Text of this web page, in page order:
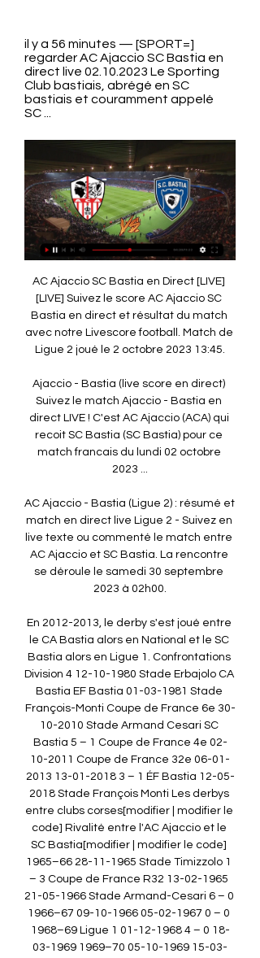
il y a 56 minutes — [SPORT=]
regarder AC Ajaccio SC Bastia en
direct live 02.10.2023 Le Sporting
Club bastiais, abrégé en SC
bastiais et couramment appelé
SC ...
AC Ajaccio SC Bastia en Direct [LIVE] [LIVE] Suivez le score AC Ajaccio SC Bastia en direct et résultat du match avec notre Livescore football. Match de Ligue 2 joué le 2 octobre 2023 13:45.

Ajaccio - Bastia (live score en direct) Suivez le match Ajaccio - Bastia en direct LIVE ! C'est AC Ajaccio (ACA) qui recoit SC Bastia (SC Bastia) pour ce match francais du lundi 02 octobre 2023 ...

AC Ajaccio - Bastia (Ligue 2) : résumé et match en direct live Ligue 2 - Suivez en live texte ou commenté le match entre AC Ajaccio et SC Bastia. La rencontre se déroule le samedi 30 septembre 2023 à 02h00.

En 2012-2013, le derby s'est joué entre le CA Bastia alors en National et le SC Bastia alors en Ligue 1. Confrontations Division 4 12-10-1980 Stade Erbajolo CA Bastia EF Bastia 01-03-1981 Stade François-Monti Coupe de France 6e 30-10-2010 Stade Armand Cesari SC Bastia 5 – 1 Coupe de France 4e 02-10-2011 Coupe de France 32e 06-01-2013 13-01-2018 3 – 1 ÉF Bastia 12-05-2018 Stade François Monti Les derbys entre clubs corses[modifier | modifier le code] Rivalité entre l'AC Ajaccio et le SC Bastia[modifier | modifier le code] 1965–66 28-11-1965 Stade Timizzolo 1 – 3 Coupe de France R32 13-02-1965 21-05-1966 Stade Armand-Cesari 6 – 0 1966–67 09-10-1966 05-02-1967 0 – 0 1968–69 Ligue 1 01-12-1968 4 – 0 18-03-1969 1969–70 05-10-1969 15-03-1970 1970–71 04-10-1970 6 – 1 04-04-1971 1 – 4 1971–72 04-11-1971 Coupe de France R16 12-03-1972 15-03-1972 26-03-1972 2 – 1 1972–73 04-10-1972 25-03-1973 2002–03 31-10-2003 31-01-2003 2003–04 26-03-2004 2004–05 20-08-2004 14-01-2005 2006–07 09-11-2006 27-04-2007 2007–08 26-10-2007 05-04-2008 2008–09 05-12-2008 6 – 2 08-05-2009 2009–10 30-10-2009 02-04-2010 2012–13 21-10-2012 02-03-2013 2021–22 25-09-2021 12-03-2022 Statistiques Joués Victoires ACA Nuls Victoires SCB Buts ACA Buts SCB Championnat 31 9 5 18 32 46 Coupe 3 1 2 Total 34 10 6 19 33 48 La rivalité entre le Sporting Club de Bastia et l’AC Ajaccio est sans aucun doute la plus importante de Corse en raison de la popularité des deux clubs. 

AC Ajaccio vs SC Bastia Live AC Ajaccio vs SC Bastia live score and live streaming on October 2nd, 2023 at 18:45 UTC time for Football France Ligue 2.

AC AJACCIO / SC BASTIA - J9 - 2023-2024 Journée 9. LUN. 2 OCTOBRE 2023 - 20:45. STADE FRANÇOIS-COTY. Bein Sports HD1. logo AC AJACCIO. AC AJACCIO · logo SC BASTIA. SC BASTIA. Live. Détails. Stats.

Match nulNos pronostics gratuits Ajaccio BastiaMisez par exemple sur le pari "Moins de 2, 5 buts" (cote à 1, 41) pour tenter de gagner 182€- Inscrivez-vous chez ZEbet et récupérez 100€ de Bonus DIRECT! - Rentrez bien le code RDJX2 au moment de votre inscription! - Vous obtenez le montant de votre 1er dépôt en Bonus! - Déposez par exemple 100€, obtenez 100€ de Bonus, et misez donc avec 200€! - Misez par exemple vos 100€ déposés (+ les 100€ de Bonus) sur "Moins de 2, 5 buts"- S'il est gagnant, vous remportez 182€ (282€ - les 100€ de paris gratuits retirés après le pari). 

Malheureusement, il arrive qu'on déchante et cela est arrivé. Je n'aurais jamais pensé qu'un tel climat d'hostilité pourrait s'instaurer. Je n'en connais pas les causes et jamais, les Bastiais n'avaient eu un tel comportement vis-à-vis de leurs adversaires. Bastia, après la catastrophe de Furiani, joue à Mezzavia d'où notre colère après les graves incidents qui se sont produits au cours du derby. 

Le défenseur Campanini est quant à lui toujours en phase de reprise mais le milieu cadre Nouri pourrait faire son retour après avoir été malade lors du déplacement à Amiens cette semaine. Sans surprise, on devrait retrouver, dans le secteur offensif, l'expérimenté Touzghar (1 but), la recrue estivale Jacob, et l'ancien Nantais Bammou qui pourraient tous trois former la ligne d'attaque de l'ACA. AC Ajaccio (4-4-2) 1Michel 20Youssouf 25Chanot 15Vidal 22Benhaim 26Jabol 8Marchetti 4Barreto 10Bammou 9Touzghar 19Jacob 1Boucher 95Keïta 5Dramé 15Bonhert 7Vincent 13Ducrocq 11Liénard 42Tavares 31 39Djoco 10AlfarelaSC Bastia (3-4-3)Sanctionné après avoir été expulsé la semaine dernière, le piston droit Yapi devrait faire son retour ce lundi soir. Ce sera en revanche au tour de l'attaquant Santelli d'être absent après avoir reçu un carton rouge lors de la dernière journée. Le défenseur cadre Guidi, blessé de longue durée, n'est toujours pas apte à jouer, pas plus que le latéral gauche Traoré, arrivé de Nantes cet été, mais toujours indisponible. 

Group | ErieAPAA - Erie Asian Pacific American Association il y a 2 heures — (REGARDER EN LIGNE>>) regarder AC Ajaccio SC Bastia en direct tv 2 octobre 2023 Résumé. Retransmission d'une rencontre disputée dans le ...

Bastia vs AC Ajaccio Match en direct live du Samedi 03/02/2024 - FOOTLIVECoupe du Monde France Ligue 1 Ligue 2 Angleterre Italie Allemagne Espagne Portugal Belgique Suisse Ligue des Champions Ligue Europa Europe (A-L) + Europe (M-Z) + Amérique + Asie + Afrique + Océanie + Partenaires Livescore Résultats du match Bastia - AC Ajaccio sur footlive. fr. Bastia - AC Ajaccio (France) débute le 03/02/2024 à 00:00. 

AC Ajaccio vs SC Bastia Flux en direct et statistiques H2HInfo sur le Match Qui: AC Ajaccio vs SC Bastia Compétition: Ligue 2 Quand: 2023-10-02 Heure du coup d’envoi: 21:45 Lieu: Stade Francois Coty Résumé du match Le 2023-10-02 prochain tour du Ligue 2 se déroule au Stade Francois Coty où AC Ajaccio s’affronte SC Bastia pour un match qui s’annonce des plus captivants. À tous les fans de Foot qui souhaitent ne rien manquer de l’action, rendez-vous sur Bein Sports HD 4 TR à 21:45 pour suivre la rencontre en direct sur votre télé, ordinateur ou smartphone. Chaînes TV - Comment regarder AC Ajaccio - SC Bastia? Découvrez ici où regarder en direct le match de AC Ajaccio en ligne. ProTipster vous fournit la liste complète des chaînes sur lesquelles vous pouvez regarder ce match à la télé. 

Historique des confrontations AC Ajaccio versus SC Bastia 2 sept. 2023 — Confrontation entre AC Ajaccio et SC Bastia dans le championnat de football français : historique, prévisions, positions actuelles, ...

AC Ajaccio - SC Bastia en direct le Lundi 02 Octobre 2023 il y a 8 heures — Fiche du match AC Ajaccio - SC Bastia, pronostics, statistiques et historiques.

Ecarté cette semaine, Gueho devrait postuler à une place dans le groupe. Le danger devrait sans doute être apporté par les attaquants Alfarela et Conté. Ce dernier a d'ailleurs inscrit son 3ème but de la saison mardi soir sans pouvoir éviter la défaite des siens. Les compositions probables pour Ajaccio - Bastia:AC Ajaccio: Michel - Youssouf, Chanot, Vidal, Benhaim - Barreto, Marchetti, Jabol-Folcarelli - Jacob, Touzghar, Bammou. Bastia: Boucher - Keita, Dramé, Bonhert - Vincent, Ducrocq, Liénard, Tavares - Conté, Djoco, Alfarela. Petit avantage Bastia sur le papierLes autres paramètres à prendre en compteRAS. Pronostics 1N2 du match Ajaccio BastiaCes deux équipes sont loin de tutoyer les sommets en ce début de saison et, dans un match qui devrait être accroché, elles pourraient ne pas réussir à se départager. 

Rivalités dans le football en Corse — WikipédiaUn article de Wikipédia, l'encyclopédie libre. Rivalités dans le football en Corse Généralités Sport Football Pays France Rivalité Derby corse Situation actuelle National 2 FC Borgo, AS Furiani-Agliani National 3 Football Club Balagne, USC Corte, Gallia Lucciana Régional 1 SVA Rocca Rizzanese, FC Bastelicaccia, FJE Biguglia Localisation des clubs Géolocalisation sur la carte: Corse 'AC AjaccioSC BastiaGFCO AjaccioAS Furiani-AglianiFC Bastia-Borgo'FC BastelicacciaUSC Cortenais modifier Cette page traite des rivalités existantes dans le football en Corse. 

Ajaccio vs Bastia: Score en direct, Stream et résultats H2H dans 6 heures — Ligue 2. Ajaccio – Bastia: Score en direct, mises à jour et résultats face-à-face 02/10/2023. 9 Jour de match, Stade: Stade François Coty.

AC Ajaccio vs SC Bastia, 2023-10-02 - Ligue 2 dans 6 heures — Matchs en direct à la télévision, matchs aujourd'hui, résultats des matches en France, en Europe et dans le monde, résultats en direct, ...

Ils évoluent encore ensemble en 1987-1988, mais aucune rencontre en championnat entre 1988 et 1990 en raison de la relégation du GFCO en Division 3. Les deux clubs se retrouvent encore trois saisons de 1990-1991 à 1992-1993. En 1993, après un derby à l'ambiance regrettable, le président du Gazélec, M. Appietto, dit à la presse « avant le match, on pense toujours qu'il s'agira d'une fête comme ce fut souvent le cas. 

Pronostic AC Ajaccio SC Bastia GRATUITAnalyse du match Ajaccio BastiaLes enjeux du match Ajaccio BastiaLes deux formations voudront prendre des points afin de retrouver le haut du tableau. Elles voudront de toutes façons remporter ce premier derby corse de la saison. Pas d'avantage au niveau de la motivationL’état de formeRelégué de Ligue 1 lors de l'intersaison, l'AC Ajaccio ne semble pas vraiment armé, pour le moment, pour retrouver l'élite. Trop peu efficaces offensivement, les hommes d'Olivier Pantaloni n'ont remporté que 2 succès au cours des 8 premières journées et ils se retrouvent coincés en 2ème partie de tableau, à la 13ème place, avec une dizaine de points au compteur. Largement dominés à Guingamp (2-1), les joueurs de l'ACA se sont ensuite repris en s'imposant devant le Paris FC (2-1) avant de pouvoir prendre un point à Amiens (0-0) mardi soir. Votre 1er pari de 100€ remboursé en CASH chez PMU en cliquant sur ce lienRécupérez vos 100€ et retirez-les directement sur votre compte bancaire si le pari est perdantBastia, de son côté, visait une place en play-offs après avoir pris la 4ème place du classement l'an dernier. 

De nos jours, il y a deux clubs professionnel en Corse: l'AC Ajaccio. le SC Bastia demeure le club corse comptant le plus d'abonnés. D'autre part, le football amateur y est également développé, notamment à travers le FC Bastia-Borgo ou le Gazélec Ajaccio Le derby de Corse[1], derby de la Corse[2], ou derby corse[3] désigne les confrontations entre le SC